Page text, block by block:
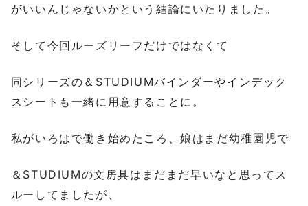
がいいんじゃないかという結論にいたりました。
そして今回ルーズリーフだけではなくて
同シリーズの＆STUDIUMバインダーやインデック
スシートも一緒に用意することに。
私がいろはで働き始めたころ、娘はまだ幼稚園児で
＆STUDIUMの文房具はまだまだ早いなと思ってス
ルーしてましたが、